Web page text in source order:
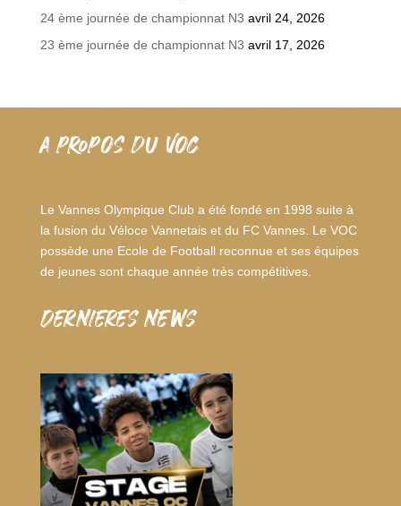
24 ème journée de championnat N3 avril 24, 2026
23 ème journée de championnat N3 avril 17, 2026
A PROPOS DU VOC
Le Vannes Olympique Club a été fondé en 1998 suite à
la fusion du Véloce Vannetais et du FC Vannes. Le VOC
possède une Ecole de Football reconnue et ses équipes
de jeunes sont chaque année très compétitives.
dernieres news